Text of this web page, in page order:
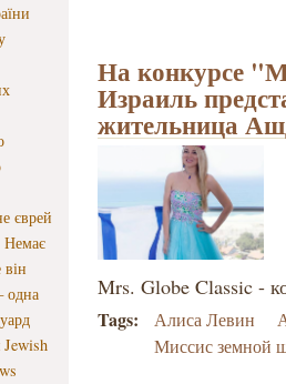
єврей
На конкурсе
Израиль
жительница
Mrs. Globe Classic -
Tags: Алиса Левин
Миссис земной